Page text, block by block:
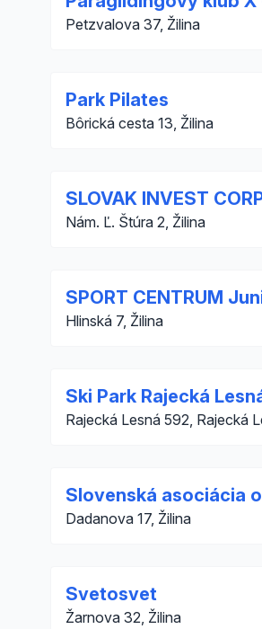
Petzvalova 37, Žilina
Park Pilates
Bôrická cesta 13, Žilina
SLOVAK INVEST
Nám. Ľ. Štúra 2, Žilina
SPORT CENTRUM
Hlinská 7, Žilina
Ski Park Rajecká
Rajecká Lesná 592, Rajecká
Slovenská asociácia
Dadanova 17, Žilina
Svetosvet
Žarnova 32, Žilina